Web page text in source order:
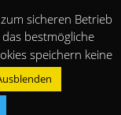
sicheren Betrieb
bestmögliche
speichern keine